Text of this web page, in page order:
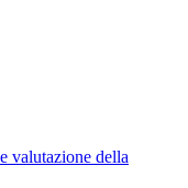
valutazione della